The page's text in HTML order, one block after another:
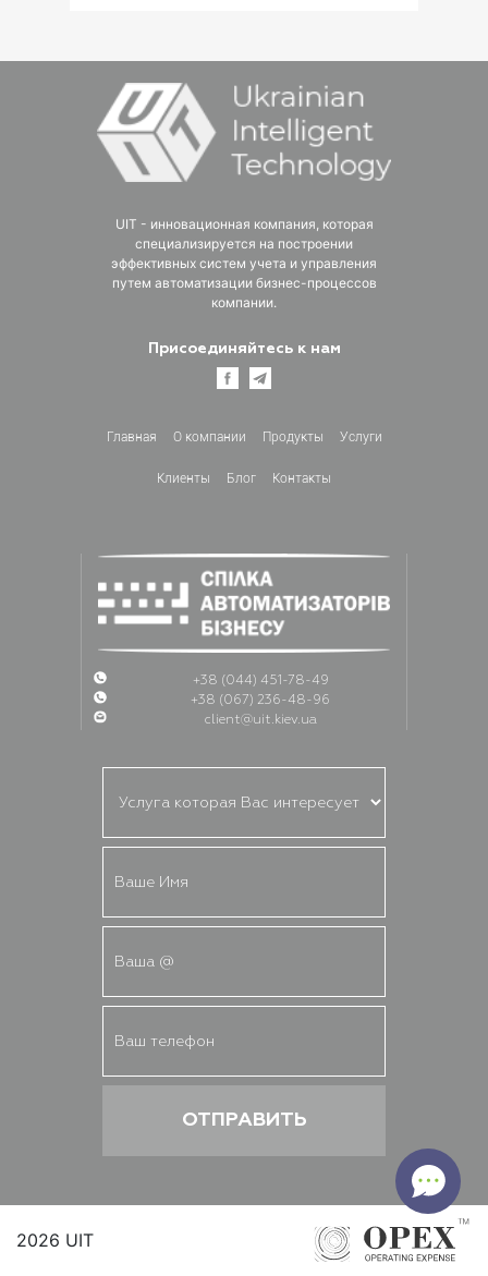
UIT - инновационная компания, которая
специализируется на построении
эффективных систем учета и управления
путем автоматизации бизнес-процессов
компании.
Присоединяйтесь к нам
Главная О компании Продукты Услуги
Клиенты Блог Контакты
+38 (044) 451-78-49
+38 (067) 236-48-96
client@uit.kiev.ua
2026 UIT